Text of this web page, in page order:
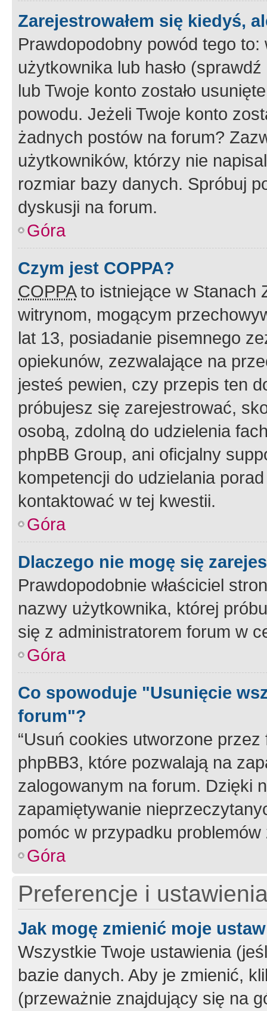
Zarejestrowałem się kiedyś,
Prawdopodobny powód tego to:
użytkownika lub hasło
lub Twoje konto zostało
powodu. Jeżeli Twoje konto
żadnych postów na forum?
użytkowników, którzy nie
rozmiar bazy danych. Spróbuj
dyskusji na forum.
Góra
Czym jest COPPA?
COPPAto istniejące w Stanach
witrynom, mogącym
lat 13, posiadanie pisemnego
opiekunów, zezwalające na
jesteś pewien, czy przepis ten
próbujesz się zarejestrować,
osobą, zdolną do udzielenia
phpBB Group, ani oficjalny
kompetencji do udzielania
kontaktować w tej kwestii.
Góra
Dlaczego nie mogę się
Prawdopodobnie właściciel
nazwy użytkownika, której
się z administratorem forum w
Góra
Co spowoduje "Usunięcie
forum"?
“Usuń cookies utworzone
phpBB3, które pozwalają na
zalogowanym na forum. Dzięki
zapamiętywanie
pomóc w przypadku
Góra
Preferencje i
Jak mogę zmienić moje
Wszystkie Twoje ustawienia
bazie danych. Aby je zmienić,
(przeważnie znajdujący się na